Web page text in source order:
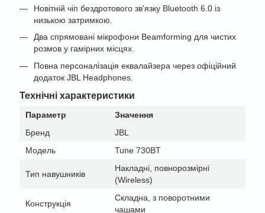
Новітній чіп бездротового зв'язку Bluetooth 6.0 із
низькою затримкою.
Два спрямовані мікрофони Beamforming для чистих
розмов у гамірних місцях.
Повна персоналізація еквалайзера через офіційний
додаток JBL Headphones.
Технічні характеристики
Параметр
Значення
Бренд
JBL
Модель
Tune 730BT
Тип навушників
Накладні, повнорозмірні
(Wireless)
Конструкція
Складна, з поворотними
чашами